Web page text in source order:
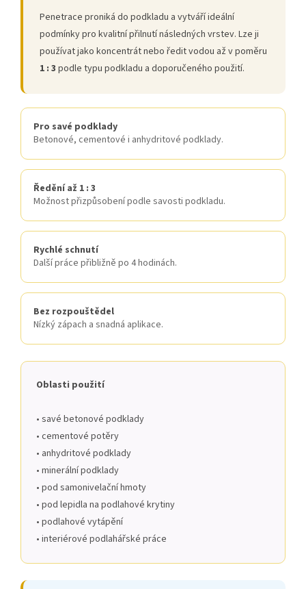
Penetrace proniká do podkladu a vytváří ideální
podmínky pro kvalitní přilnutí následných vrstev. Lze ji
používat jako koncentrát nebo ředit vodou až v poměru
1 : 3 podle typu podkladu a doporučeného použití.
Pro savé podklady
Betonové, cementové i anhydritové podklady.
Ředění až 1 : 3
Možnost přizpůsobení podle savosti podkladu.
Rychlé schnutí
Další práce přibližně po 4 hodinách.
Bez rozpouštědel
Nízký zápach a snadná aplikace.
Oblasti použití
• savé betonové podklady
• cementové potěry
• anhydritové podklady
• minerální podklady
• pod samonivelační hmoty
• pod lepidla na podlahové krytiny
• podlahové vytápění
• interiérové podlahářské práce